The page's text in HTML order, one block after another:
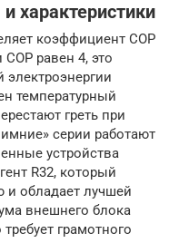
характеристики
коэффициент COP
равен 4, это
электроэнергии
температурный
греть при
серии работают
устройства
R32, который
обладает лучшей
внешнего блока
грамотного